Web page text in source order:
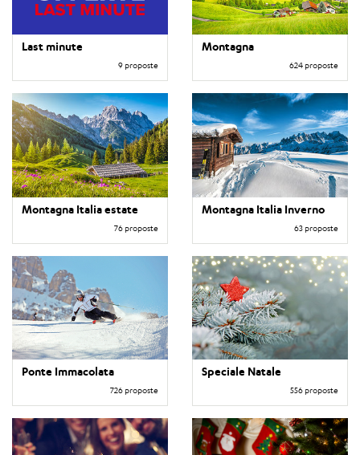
Last minute
9 proposte
Montagna
624 proposte
Montagna Italia estate
76 proposte
Montagna Italia Inverno
63 proposte
Ponte Immacolata
726 proposte
Speciale Natale
556 proposte